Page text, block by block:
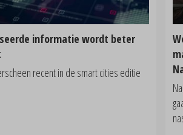
informatie wordt beter
recent in de smart cities editie